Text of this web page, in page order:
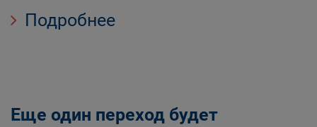
Подробнее
Еще один переход будет